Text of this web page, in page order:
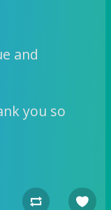
and
you so
 